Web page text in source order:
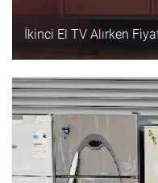
İkinci El TV Alırken